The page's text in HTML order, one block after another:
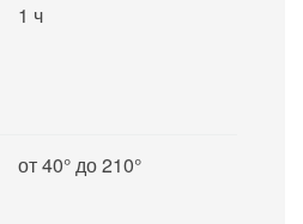
1 ч
от 40° до 210°